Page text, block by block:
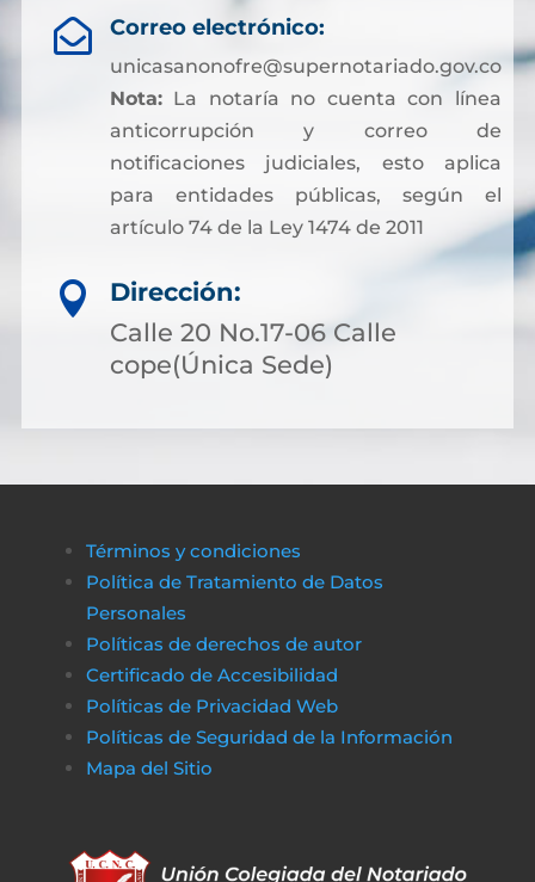
 Correo electrónico:
unicasanonofre@supernotariado.gov.co
Nota:La notaría no cuenta con línea
anticorrupción y correo de
notificaciones judiciales, esto aplica
para entidades públicas, según el
artículo 74 de la Ley 1474 de 2011

Dirección:
Calle 20 No.17-06 Calle
cope(Única Sede)
Términos y condiciones
Política de Tratamiento de Datos
Personales
Políticas de derechos de autor
Certificado de Accesibilidad
Políticas de Privacidad Web
Políticas de Seguridad de la Información
Mapa del Sitio